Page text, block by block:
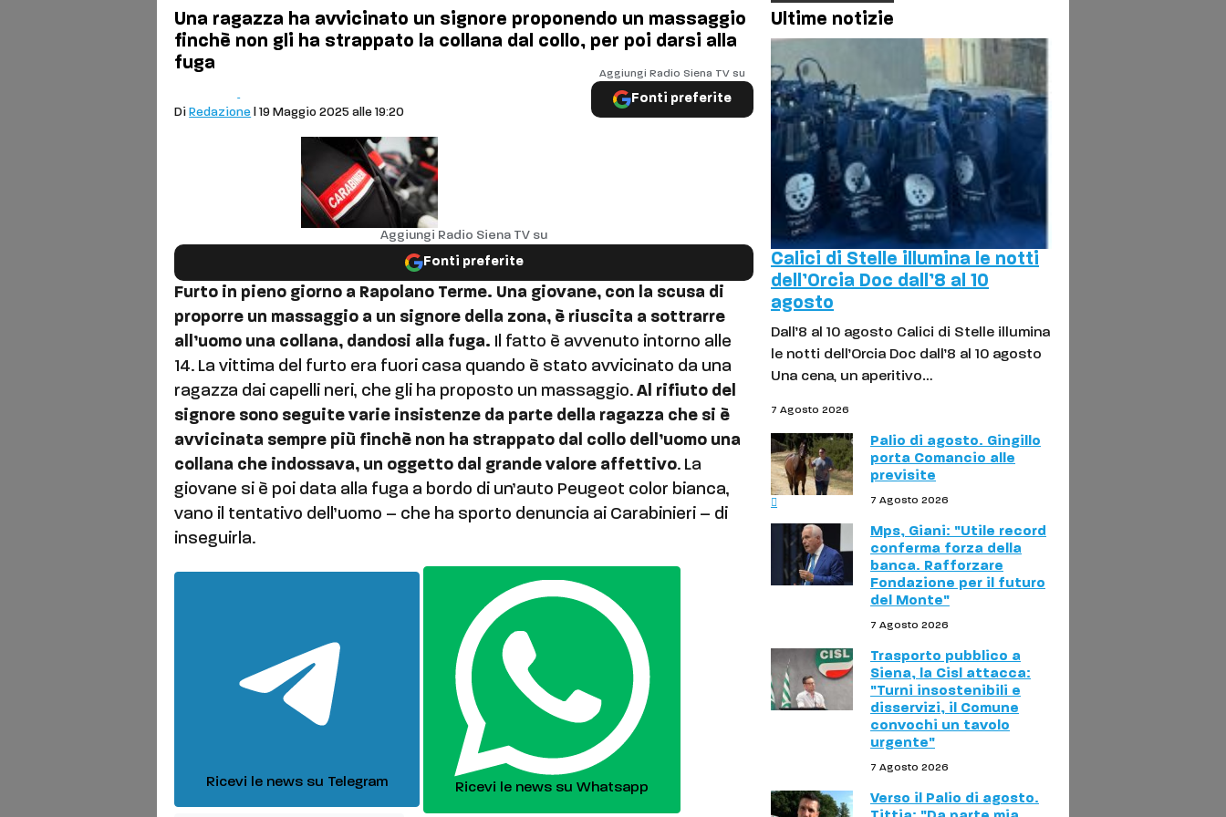
Una ragazza ha avvicinato un signore proponendo un massaggio
finchè non gli ha strappato la collana dal collo, per poi darsi alla
fuga
Di Redazione | 19 Maggio 2025 alle 19:20
Aggiungi Radio Siena TV su
Fonti preferite
Aggiungi Radio Siena TV su
Fonti preferite
Furto in pieno giorno a Rapolano Terme. Una giovane, con la scusa di
proporre un massaggio a un signore della zona, è riuscita a sottrarre
all’uomo una collana, dandosi alla fuga. Il fatto è avvenuto intorno alle
14. La vittima del furto era fuori casa quando è stato avvicinato da una
ragazza dai capelli neri, che gli ha proposto un massaggio.Al rifiuto del
signore sono seguite varie insistenze da parte della ragazza che si è
avvicinata sempre più finchè non ha strappato dal collo dell’uomo una
collana che indossava, un oggetto dal grande valore affettivo. La
giovane si è poi data alla fuga a bordo di un’auto Peugeot color bianca,
vano il tentativo dell’uomo – che ha sporto denuncia ai Carabinieri – di
inseguirla.
Ricevi le news su Telegram Ricevi le news su Whatsapp
Ultime notizie
Calici di Stelle illumina le notti
dell’Orcia Doc dall’8 al 10
agosto
Dall’8 al 10 agosto Calici di Stelle illumina
le notti dell’Orcia Doc dall’8 al 10 agosto
Una cena, un aperitivo…
7 Agosto 2026
Palio di agosto. Gingillo
porta Comancio alle
previsite
7 Agosto 2026
Mps, Giani: "Utile record
conferma forza della
banca. Rafforzare
Fondazione per il futuro
del Monte"
7 Agosto 2026
Trasporto pubblico a
Siena, la Cisl attacca:
"Turni insostenibili e
disservizi, il Comune
convochi un tavolo
urgente"
7 Agosto 2026
Verso il Palio di agosto.